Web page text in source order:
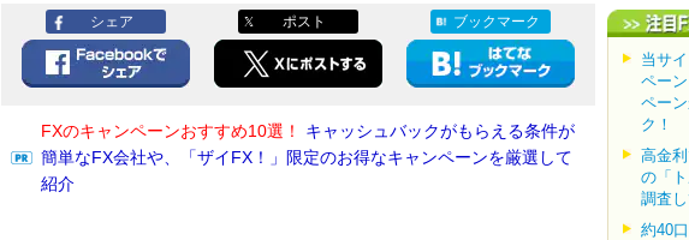
シェア ポスト ブックマーク
FXのキャンペーンおすすめ10選！
キャッシュバックがもらえる条件が
簡単なFX会社や、「ザイFX！」限定のお得なキャンペーンを厳選して
紹介
当サ
ペー
ペー
ク！
高金
の「
調査し
約40